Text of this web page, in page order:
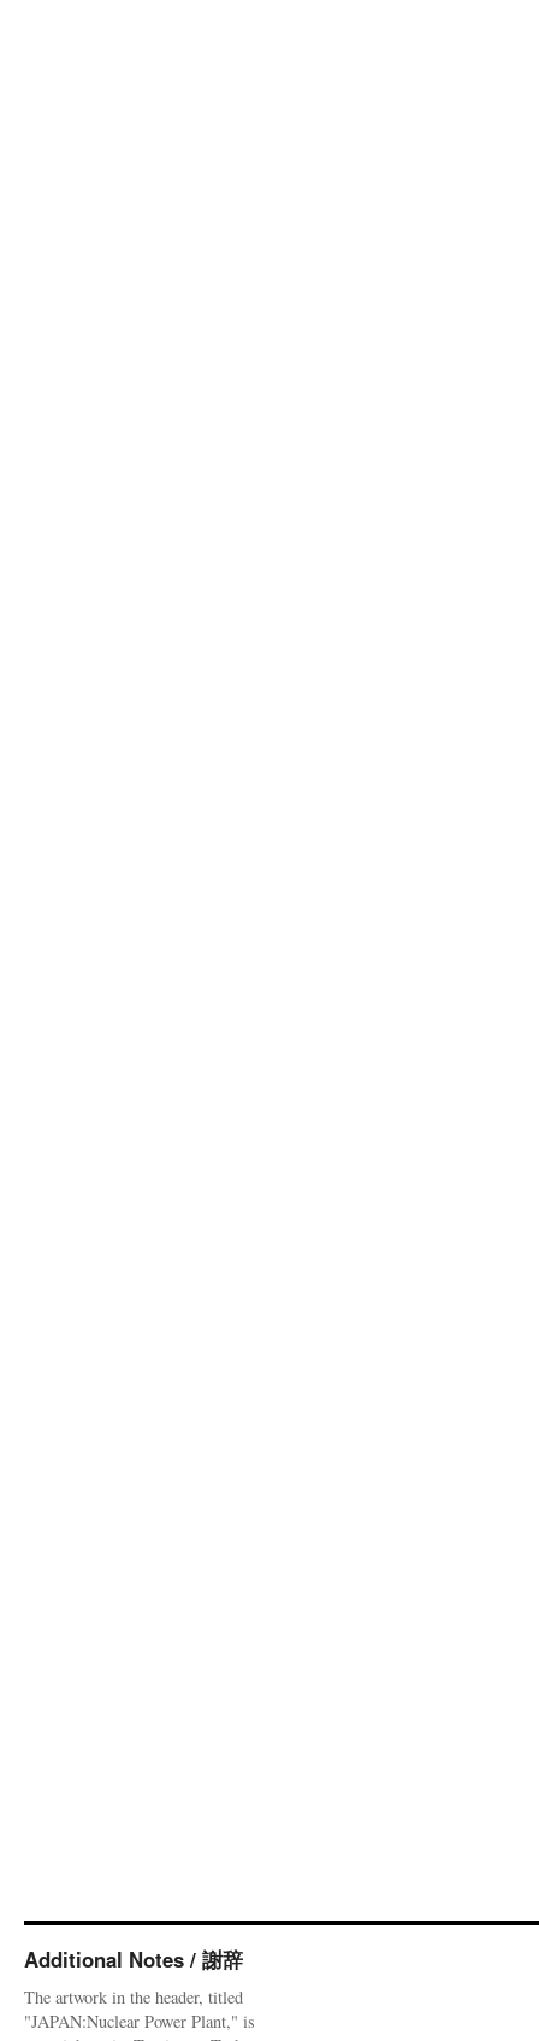
Additional Notes / 謝辞
The artwork in the header, titled
"JAPAN:Nuclear Power Plant," is